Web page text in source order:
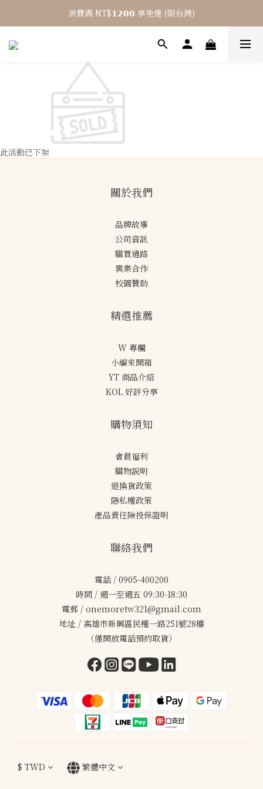
⎯ 𝟴 月活動 WINYI 七夕愉悅月⎯
消費滿 NT$𝟭𝟮𝟬𝟬 享免運 (限台灣)
結帳輸入優惠碼「𝟳𝟳𝟳」單筆現折 $𝟳𝟬
⎯ 𝟴 月活動 WINYI 七夕愉悅月⎯
此活動已下架
關於我們
品牌故事
公司資訊
購買通路
異業合作
校園贊助
精選推薦
W 專欄
小編來開箱
YT 商品介紹
KOL 好評分享
購物須知
會員福利
購物說明
退換貨政策
隱私權政策
產品責任險投保證明
聯絡我們
電話 / 0905-400200
時間 / 週一至週五 09:30-18:30
電郵 / onemoretw321@gmail.com
地址 / 高雄市新興區民權一路251號28樓
（僅開放電話預約取貨）
$ TWD 繁體中文